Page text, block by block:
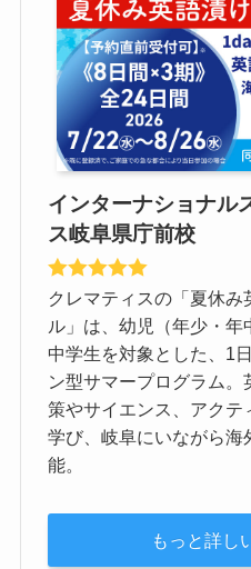
インターナショナル
ス岐阜県庁前校
クレマティスの「夏休み
ル」は、幼児（年少・年
中学生を対象とした、1
ン型サマープログラム
策やサイエンス、アク
学び、岐阜にいながら
能。
もっと詳し